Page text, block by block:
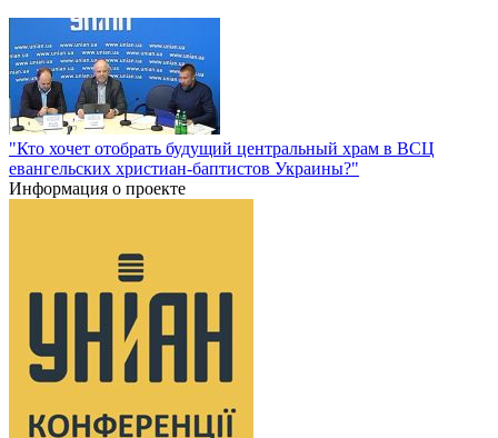
"Кто хочет отобрать будущий центральный храм в ВСЦ
евангельских христиан-баптистов Украины?"
Информация о проекте